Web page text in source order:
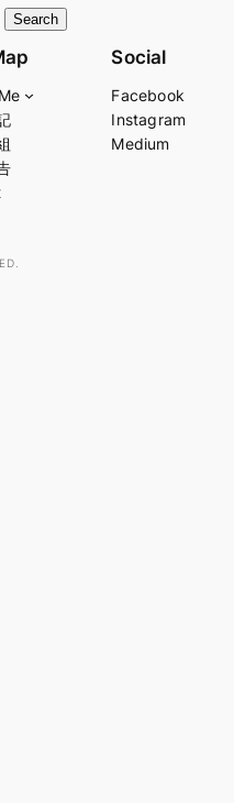
Search
Social
Facebook
Instagram
Medium